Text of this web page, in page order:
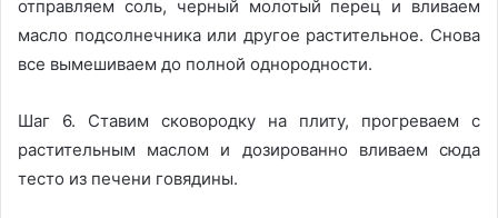
отправляем соль, черный молотый перец и вливаем
масло подсолнечника или другое растительное. Снова
все вымешиваем до полной однородности.
Шаг 6. Ставим сковородку на плиту, прогреваем с
растительным маслом и дозированно вливаем сюда
тесто из печени говядины.